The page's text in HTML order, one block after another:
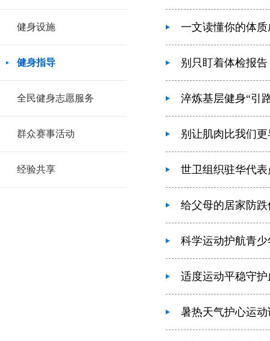
健身设施
健身指导
全民健身志愿服务
群众赛事活动
经验共享
一文读懂你的体
别只盯着体检报
淬炼基层健身“引
别让肌肉比我们
世卫组织驻华代
给父母的居家防
科学运动护航青
适度运动平稳守
暑热天气护心运